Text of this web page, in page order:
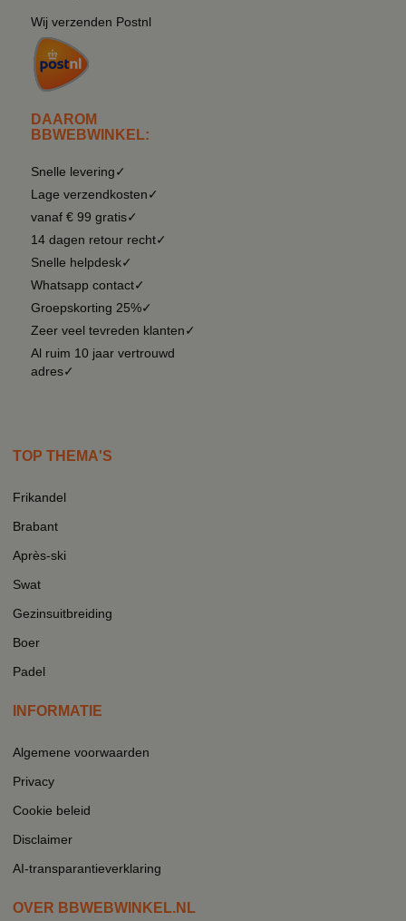
Wij verzenden Postnl
DAAROM
BBWEBWINKEL:
Snelle levering✓
Lage verzendkosten✓
vanaf € 99 gratis✓
14 dagen retour recht✓
Snelle helpdesk✓
Whatsapp contact✓
Groepskorting 25%✓
Zeer veel tevreden klanten✓
Al ruim 10 jaar vertrouwd
adres✓
TOP THEMA'S
Frikandel
Brabant
Après-ski
Swat
Gezinsuitbreiding
Boer
Padel
INFORMATIE
Algemene voorwaarden
Privacy
Cookie beleid
Disclaimer
AI-transparantieverklaring
OVER BBWEBWINKEL.NL